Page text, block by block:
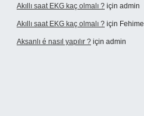
Akıllı saat EKG kaç olmalı ? için admin
Akıllı saat EKG kaç olmalı ? için Fehime
Aksanlı é nasıl yapılır ? için admin